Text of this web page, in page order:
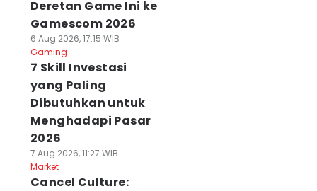
Deretan Game Ini ke
Gamescom 2026
6 Aug 2026, 17:15 WIB
Gaming
7 Skill Investasi
yang Paling
Dibutuhkan untuk
Menghadapi Pasar
2026
7 Aug 2026, 11:27 WIB
Market
Cancel Culture: